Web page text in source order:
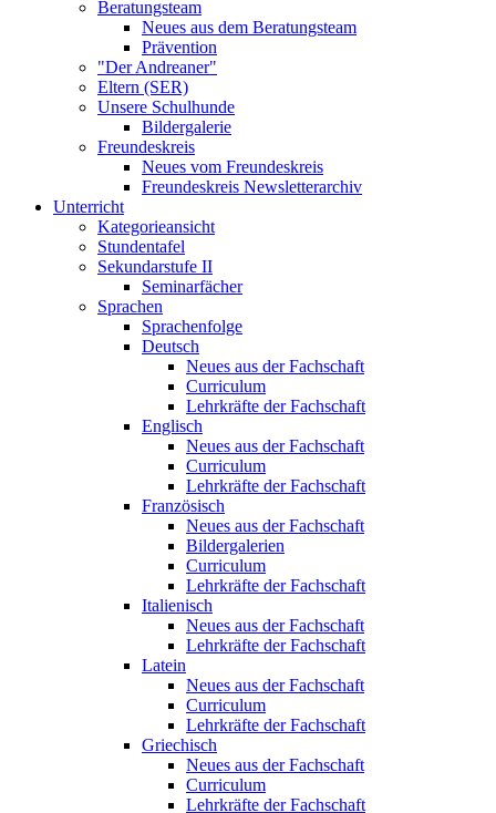
Beratungsteam
Neues aus dem Beratungsteam
Prävention
"Der Andreaner"
Eltern (SER)
Unsere Schulhunde
Bildergalerie
Freundeskreis
Neues vom Freundeskreis
Freundeskreis Newsletterarchiv
Unterricht
Kategorieansicht
Stundentafel
Sekundarstufe II
Seminarfächer
Sprachen
Sprachenfolge
Deutsch
Neues aus der Fachschaft
Curriculum
Lehrkräfte der Fachschaft
Englisch
Neues aus der Fachschaft
Curriculum
Lehrkräfte der Fachschaft
Französisch
Neues aus der Fachschaft
Bildergalerien
Curriculum
Lehrkräfte der Fachschaft
Italienisch
Neues aus der Fachschaft
Lehrkräfte der Fachschaft
Latein
Neues aus der Fachschaft
Curriculum
Lehrkräfte der Fachschaft
Griechisch
Neues aus der Fachschaft
Curriculum
Lehrkräfte der Fachschaft